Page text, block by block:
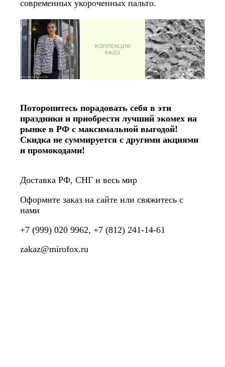
современных укороченных пальто.
Поторопитесь порадовать себя в эти
праздники и приобрести лучший экомех на
рынке в РФ с максимальной выгодой!
Скидка не суммируется с другими акциями
и промокодами!
Доставка РФ, СНГ и весь мир
Оформите заказ на сайте или свяжитесь с
нами
+7 (999) 020 9962, +7 (812) 241-14-61
zakaz@mirofox.ru